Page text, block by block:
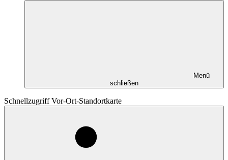
Menü
schließen
Schnellzugriff Vor-Ort-Standortkarte